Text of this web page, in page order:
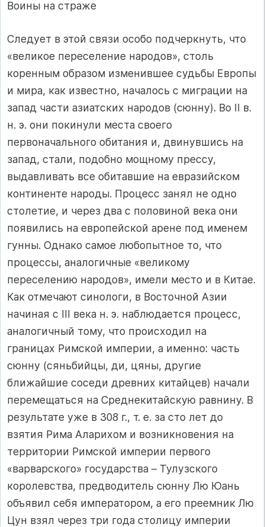
Воины на страже
Следует в этой связи особо подчеркнуть, что
«великое переселение народов», столь
коренным образом изменившее судьбы Европы
и мира, как известно, началось с миграции на
запад части азиатских народов (сюнну). Во II в.
н. э. они покинули места своего
первоначального обитания и, двинувшись на
запад, стали, подобно мощному прессу,
выдавливать все обитавшие на евразийском
континенте народы. Процесс занял не одно
столетие, и через два с половиной века они
появились на европейской арене под именем
гунны. Однако самое любопытное то, что
процессы, аналогичные «великому
переселению народов», имели место и в Китае.
Как отмечают синологи, в Восточной Азии
начиная с III века н. э. наблюдается процесс,
аналогичный тому, что происходил на
границах Римской империи, а именно: часть
сюнну (сяньбийцы, ди, цяны, другие
ближайшие соседи древних китайцев) начали
перемещаться на Среднекитайскую равнину. В
результате уже в 308 г., т. е. за сто лет до
взятия Рима Аларихом и возникновения на
территории Римской империи первого
«варварского» государства – Тулузского
королевства, предводитель сюнну Лю Юань
объявил себя императором, а его преемник Лю
Цун взял через три года столицу империи